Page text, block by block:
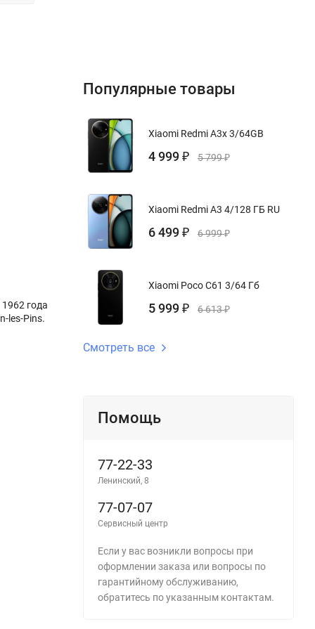
года
les-Pins.
Популярные товары
Xiaomi Redmi A3x 3/64GB
4 999 ₽ 5 799₽
Xiaomi Redmi A3 4/128 ГБ RU
6 499 ₽ 6 999₽
Xiaomi Poco C61 3/64 Гб
5 999 ₽ 6 613₽
Смотреть все
Помощь
77-22-33
Ленинский, 8
77-07-07
Сервисный центр
Если у вас возникли вопросы при
оформлении заказа или вопросы по
гарантийному обслуживанию,
обратитесь по указанным контактам.